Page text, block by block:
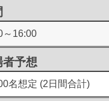
～16:00
者予想
名想定 (2日間合計)